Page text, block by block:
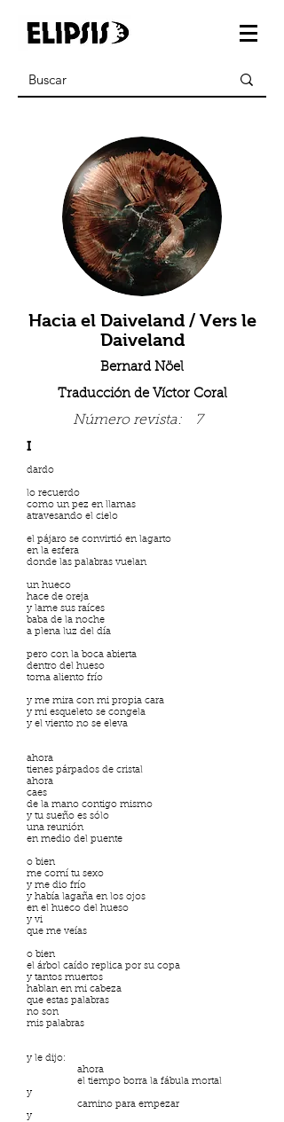
Hacia el Daiveland / Vers le
Daiveland
Bernard Nöel
Traducción de Víctor Coral
Número revista: 7
I
dardo
lo recuerdo
como un pez en llamas
atravesando el cielo
el pájaro se convirtió en lagarto
en la esfera
donde las palabras vuelan
un hueco
hace de oreja
y lame sus raíces
baba de la noche
a plena luz del día
pero con la boca abierta
dentro del hueso
toma aliento frío
y me mira con mi propia cara
y mi esqueleto se congela
y el viento no se eleva
ahora
tienes párpados de cristal
ahora
caes
de la mano contigo mismo
y tu sueño es sólo
una reunión
en medio del puente
o bien
me comí tu sexo
y me dio frío
y había lagaña en los ojos
en el hueco del hueso
y vi
que me veías
o bien
el árbol caído replica por su copa
y tantos muertos
hablan en mi cabeza
que estas palabras
no son
mis palabras
y le dijo:
ahora
el tiempo borra la fábula mortal
y
camino para empezar
y